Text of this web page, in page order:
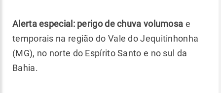
Alerta especial: perigo de chuva volumosa e
temporais na região do Vale do Jequitinhonha
(MG), no norte do Espírito Santo e no sul da
Bahia.